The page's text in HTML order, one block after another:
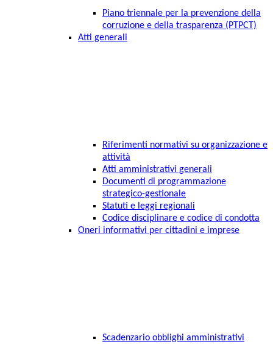
Piano triennale per la prevenzione della
corruzione e della trasparenza (PTPCT)
Atti generali
Riferimenti normativi su organizzazione e
attività
Atti amministrativi generali
Documenti di programmazione
strategico-gestionale
Statuti e leggi regionali
Codice disciplinare e codice di condotta
Oneri informativi per cittadini e imprese
Scadenzario obblighi amministrativi